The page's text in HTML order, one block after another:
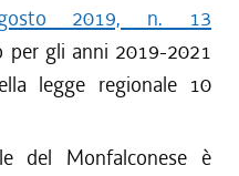
2019, n. 13
per gli anni 2019-2021
legge regionale 10
del Monfalconese è